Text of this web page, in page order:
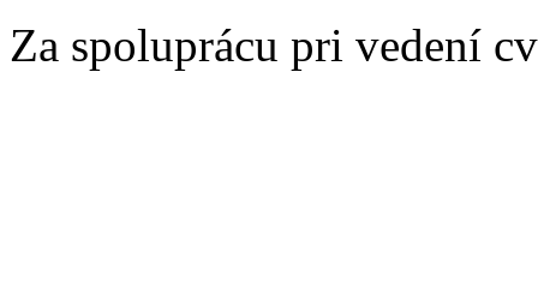
Za spoluprácu pri vedení